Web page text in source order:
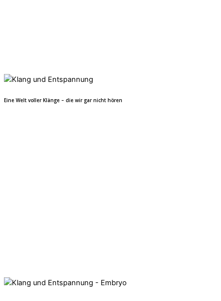
Eine Welt voller Klänge – die wir gar nicht hören